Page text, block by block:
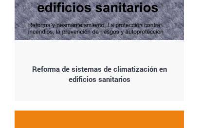
Reforma de sistemas de climatización en
edificios sanitarios